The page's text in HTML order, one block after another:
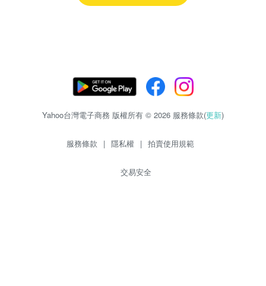
Yahoo台灣電子商務 版權所有 © 2026 服務條款(更新)
服務條款 | 隱私權 | 拍賣使用規範
交易安全